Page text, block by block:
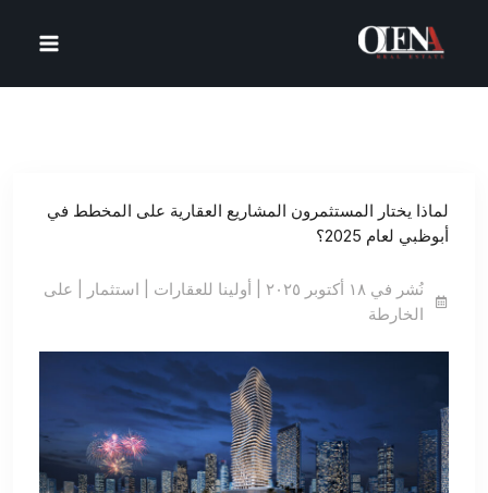
المحتوى
لماذا يختار المستثمرون المشاريع العقارية على المخطط في
أبوظبي لعام 2025؟
نُشر في ١٨ أكتوبر ٢٠٢٥ | أولينا للعقارات | استثمار | على
الخارطة